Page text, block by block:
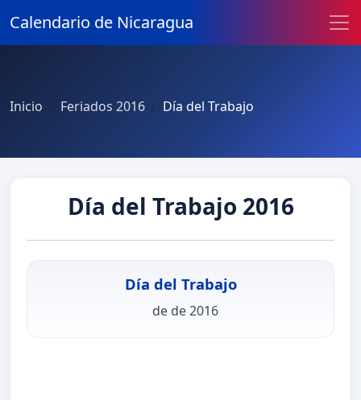
Calendario de Nicaragua
Inicio Feriados 2016 Día del Trabajo
Día del Trabajo 2016
Día del Trabajo
de de 2016